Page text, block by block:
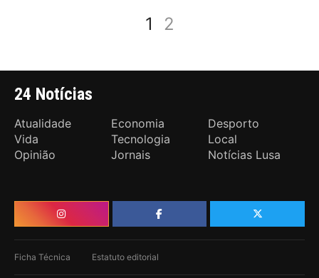
1 2
24 Notícias
Atualidade Economia
Desporto
Vida
Tecnologia
Local
Opinião
Jornais Notícias Lusa
Ficha Técnica Estatuto editorial